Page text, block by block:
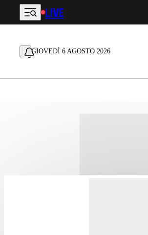
Vai al contenuto principale
LIVE
GIOVEDÌ 6 AGOSTO 2026